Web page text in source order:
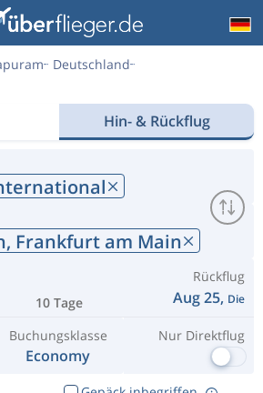
Deutschland
Hin- & Rückflug
Frankfurt am Main
10 Tage
Rückflug
Aug 25, Die
Buchungsklasse
Economy
Nur Direktflug